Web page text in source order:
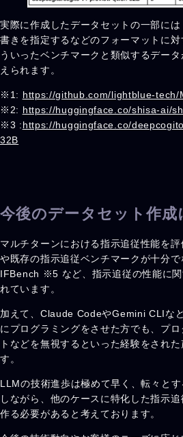
実際に作成したデータセットの一部に
書きを指定するなどのフォーマットに
ういったベンチマークと類似するデー
えられます。
※1: https://github.com/lightblue-tech/
※2: https://huggingface.co/shisa-ai/
※3 :https://huggingface.co/
32B
今後のデータセット作成
マルチターンにおける指示追従性能を
や既存の指示追従ベンチマークが十分
IFBench ※5 など、指示追従の性能に関
れています。
加えて、Claude CodeやGemini CLIな
にプログラミングをさせた方でも、プ
トなどを無視するといった経験をされ
す。
LLMの技術進歩は極めて早く、転々と
しながら、他のケースに特化した指示
作る必要があると考えております。